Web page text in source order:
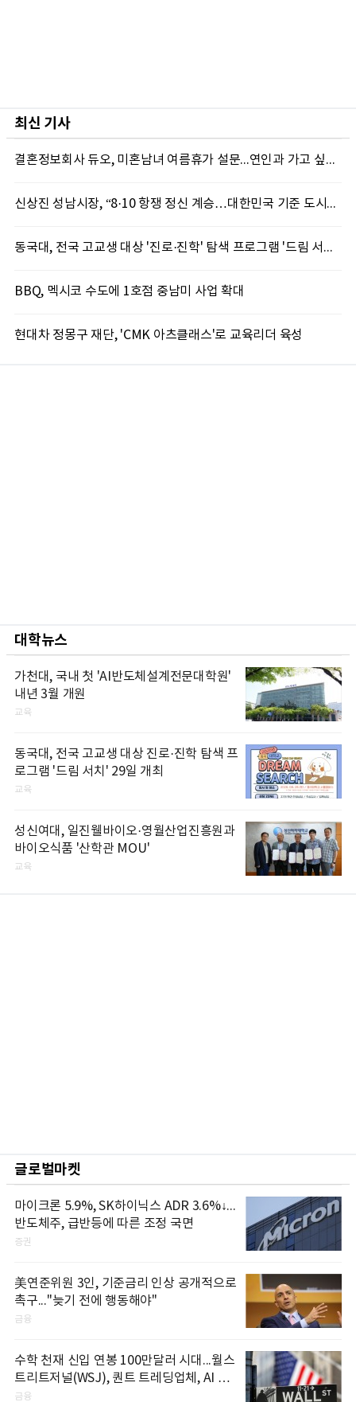
최신 기사
결혼정보회사 듀오, 미혼남녀 여름휴가 설문...연인과 가고 싶은 국내 여행지 1위 제주
신상진 성남시장, “8·10 항쟁 정신 계승…대한민국 기준 도시로 도약”
동국대, 전국 고교생 대상 '진로·진학' 탐색 프로그램 '드림 서치' 29일 개최
BBQ, 멕시코 수도에 1호점 중남미 사업 확대
현대차 정몽구 재단, 'CMK 아츠클래스'로 교육리더 육성
대학뉴스
가천대, 국내 첫 'AI반도체설계전문대학원'
내년 3월 개원
교육
동국대, 전국 고교생 대상 진로·진학 탐색 프
로그램 '드림 서치' 29일 개최
교육
성신여대, 일진웰바이오·영월산업진흥원과
바이오식품 '산학관 MOU'
교육
글로벌마켓
마이크론 5.9%, SK하이닉스 ADR 3.6%↓...
반도체주, 급반등에 따른 조정 국면
증권
美연준위원 3인, 기준금리 인상 공개적으로
촉구..."늦기 전에 행동해야"
금융
수학 천재 신입 연봉 100만달러 시대...월스
트리트저널(WSJ), 퀀트 트레딩업체, AI 기
업들 인재 확보 경쟁
금융